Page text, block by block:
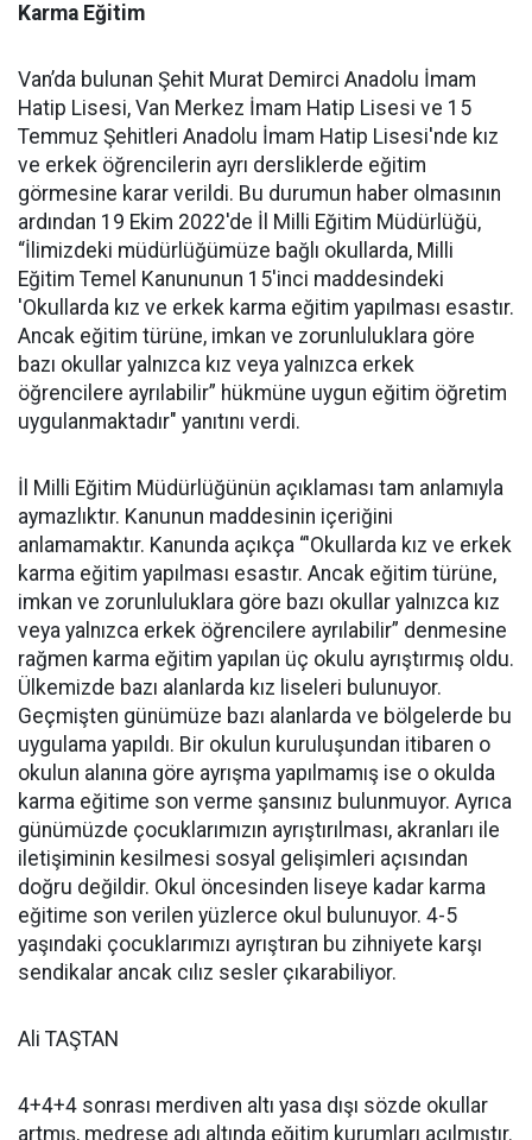
Karma Eğitim
Van’da bulunan Şehit Murat Demirci Anadolu İmam
Hatip Lisesi, Van Merkez İmam Hatip Lisesi ve 15
Temmuz Şehitleri Anadolu İmam Hatip Lisesi'nde kız
ve erkek öğrencilerin ayrı dersliklerde eğitim
görmesine karar verildi. Bu durumun haber olmasının
ardından 19 Ekim 2022'de İl Milli Eğitim Müdürlüğü,
“İlimizdeki müdürlüğümüze bağlı okullarda, Milli
Eğitim Temel Kanununun 15'inci maddesindeki
'Okullarda kız ve erkek karma eğitim yapılması esastır.
Ancak eğitim türüne, imkan ve zorunluluklara göre
bazı okullar yalnızca kız veya yalnızca erkek
öğrencilere ayrılabilir” hükmüne uygun eğitim öğretim
uygulanmaktadır" yanıtını verdi.
İl Milli Eğitim Müdürlüğünün açıklaması tam anlamıyla
aymazlıktır. Kanunun maddesinin içeriğini
anlamamaktır. Kanunda açıkça “'Okullarda kız ve erkek
karma eğitim yapılması esastır. Ancak eğitim türüne,
imkan ve zorunluluklara göre bazı okullar yalnızca kız
veya yalnızca erkek öğrencilere ayrılabilir” denmesine
rağmen karma eğitim yapılan üç okulu ayrıştırmış oldu.
Ülkemizde bazı alanlarda kız liseleri bulunuyor.
Geçmişten günümüze bazı alanlarda ve bölgelerde bu
uygulama yapıldı. Bir okulun kuruluşundan itibaren o
okulun alanına göre ayrışma yapılmamış ise o okulda
karma eğitime son verme şansınız bulunmuyor. Ayrıca
günümüzde çocuklarımızın ayrıştırılması, akranları ile
iletişiminin kesilmesi sosyal gelişimleri açısından
doğru değildir. Okul öncesinden liseye kadar karma
eğitime son verilen yüzlerce okul bulunuyor. 4-5
yaşındaki çocuklarımızı ayrıştıran bu zihniyete karşı
sendikalar ancak cılız sesler çıkarabiliyor.
Ali TAŞTAN
4+4+4 sonrası merdiven altı yasa dışı sözde okullar
artmış, medrese adı altında eğitim kurumları açılmıştır.